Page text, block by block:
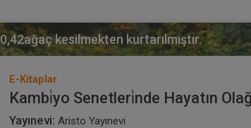
0,42ağaç kesilmekten kurtarılmıştır.
E-Kitaplar
Kambi̇yo Senetleri̇nde Hayatın
Yayınevi: Aristo Yayınevi